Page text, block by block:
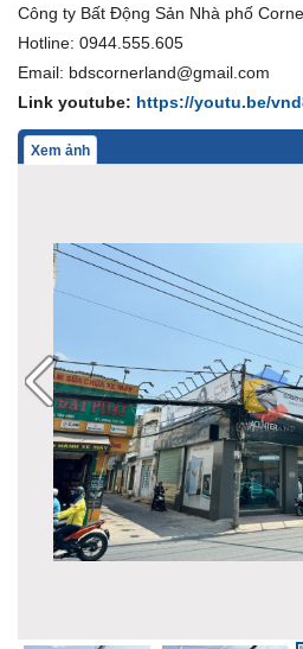
Công ty Bất Động Sản Nhà phố
Hotline: 0944.555.605
Email: bdscornerland@gmail.com
Link youtube: https://youtu.be/
Xem ảnh